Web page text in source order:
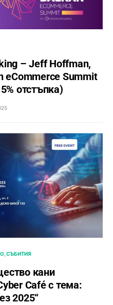
– Jeff Hoffman,
eCommerce Summit
отстъпка)
СЪБИТИЯ
кани
Café с тема:
2025“